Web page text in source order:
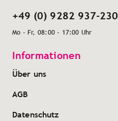
+49 (0) 9282 937-230
Mo - Fr, 08:00 - 17:00 Uhr
Informationen
Über uns
AGB
Datenschutz